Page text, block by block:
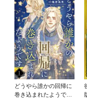
どうやら誰かの回帰に
巻き込まれたようです